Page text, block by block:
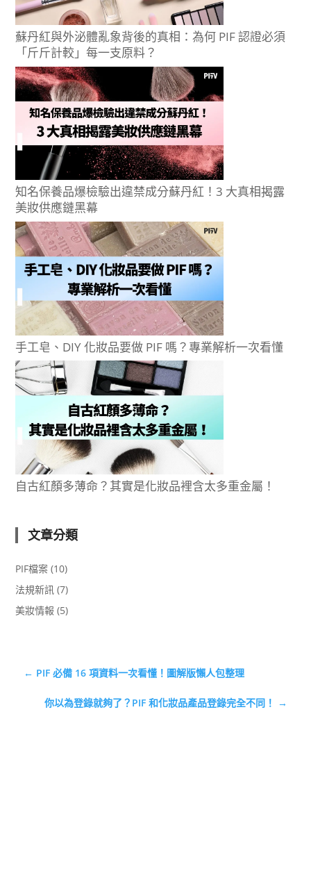
蘇丹紅與外泌體亂象背後的真相：為何 PIF 認證必須
「斤斤計較」每一支原料？
知名保養品爆檢驗出違禁成分蘇丹紅！3 大真相揭露
美妝供應鏈黑幕
手工皂、DIY 化妝品要做 PIF 嗎？專業解析一次看懂
自古紅顏多薄命？其實是化妝品裡含太多重金屬！
文章分類
PIF檔案 (10)
法規新訊 (7)
美妝情報 (5)
← PIF 必備 16 項資料一次看懂！圖解版懶人包整理
你以為登錄就夠了？PIF 和化妝品產品登錄完全不同！ →